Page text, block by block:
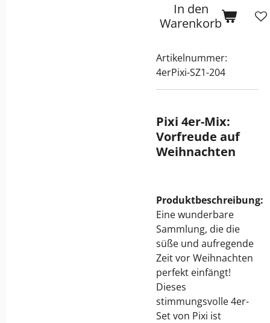
In den
Warenkorb
Artikelnummer:
4erPixi-SZ1-204
Pixi 4er-Mix:
Vorfreude auf
Weihnachten
Produktbeschreibung:
Eine wunderbare
Sammlung, die die
süße und aufregende
Zeit vor Weihnachten
perfekt einfängt!
Dieses
stimmungsvolle 4er-
Set von Pixi ist